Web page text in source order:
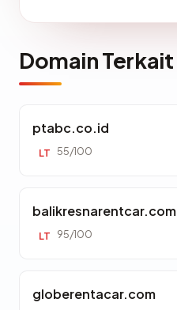
Domain Terkait
ptabc.co.id
LT 55/100
balikresnarentcar.com
LT 95/100
globerentacar.com